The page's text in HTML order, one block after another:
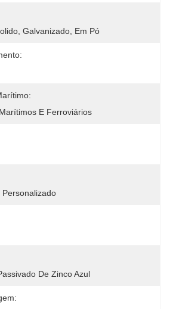
Galvanizado, Em Pó
E Ferroviários
De Zinco Azul